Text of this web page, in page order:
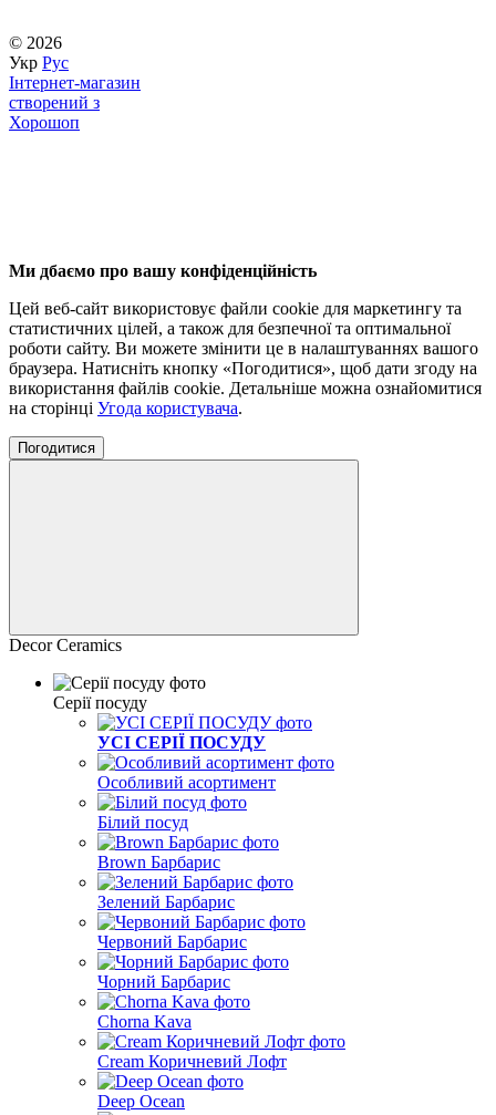
© 2026
Укр Рус
Інтернет-магазин
створений з
Хорошоп
Ми дбаємо про вашу конфіденційність
Цей веб-сайт використовує файли cookie для маркетингу та
статистичних цілей, а також для безпечної та оптимальної
роботи сайту. Ви можете змінити це в налаштуваннях вашого
браузера. Натисніть кнопку «Погодитися», щоб дати згоду на
використання файлів cookie. Детальніше можна ознайомитися
на сторінці Угода користувача.
Погодитися
Decor Ceramics
Серії посуду
УСІ СЕРІЇ ПОСУДУ
Особливий асортимент
Білий посуд
Brown Барбарис
Зелений Барбарис
Червоний Барбарис
Чорний Барбарис
Chorna Kava
Cream Коричневий Лофт
Deep Ocean